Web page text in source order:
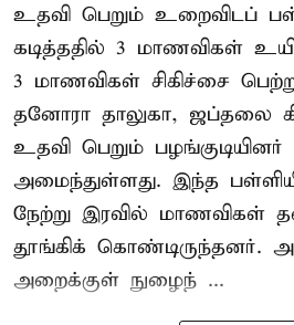
உதவி பெறும் உறைவிடப்
கடித்ததில் 3 மாணவிகள்
3 மாணவிகள் சிகிச்சை
தனோரா தாலுகா, ஜப்தலை
உதவி பெறும்
அமைந்துள்ளது. இந்த
நேற்று இரவில் மாணவிகள்
தூங்கிக் கொண்டிருந்தனர்.
அறைக்குள் நுழைந் ...